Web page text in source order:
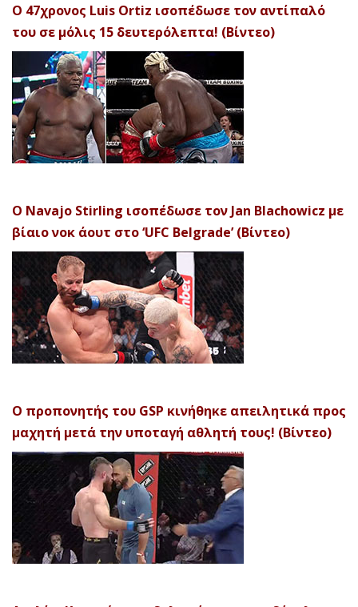
Ο 47χρονος Luis Ortiz ισοπέδωσε τον αντίπαλό
του σε μόλις 15 δευτερόλεπτα! (Βίντεο)
Ο Navajo Stirling ισοπέδωσε τον Jan Blachowicz με
βίαιο νοκ άουτ στο ‘UFC Belgrade’ (Βίντεο)
Ο προπονητής του GSP κινήθηκε απειλητικά προς
μαχητή μετά την υποταγή αθλητή τους! (Βίντεο)